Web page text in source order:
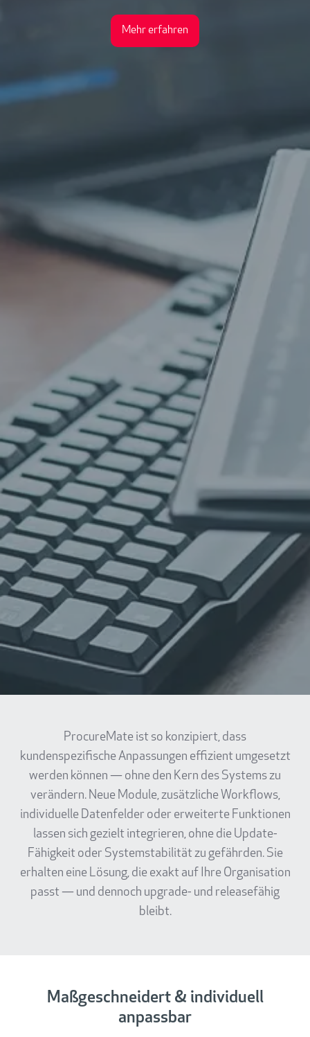
Mehr erfahren
ProcureMate ist so konzipiert, dass
kundenspezifische Anpassungen effizient umgesetzt
werden können — ohne den Kern des Systems zu
verändern. Neue Module, zusätzliche Workflows,
individuelle Datenfelder oder erweiterte Funktionen
lassen sich gezielt integrieren, ohne die Update-
Fähigkeit oder Systemstabilität zu gefährden. Sie
erhalten eine Lösung, die exakt auf Ihre Organisation
passt — und dennoch upgrade- und releasefähig
bleibt.
Maßgeschneidert & individuell
anpassbar